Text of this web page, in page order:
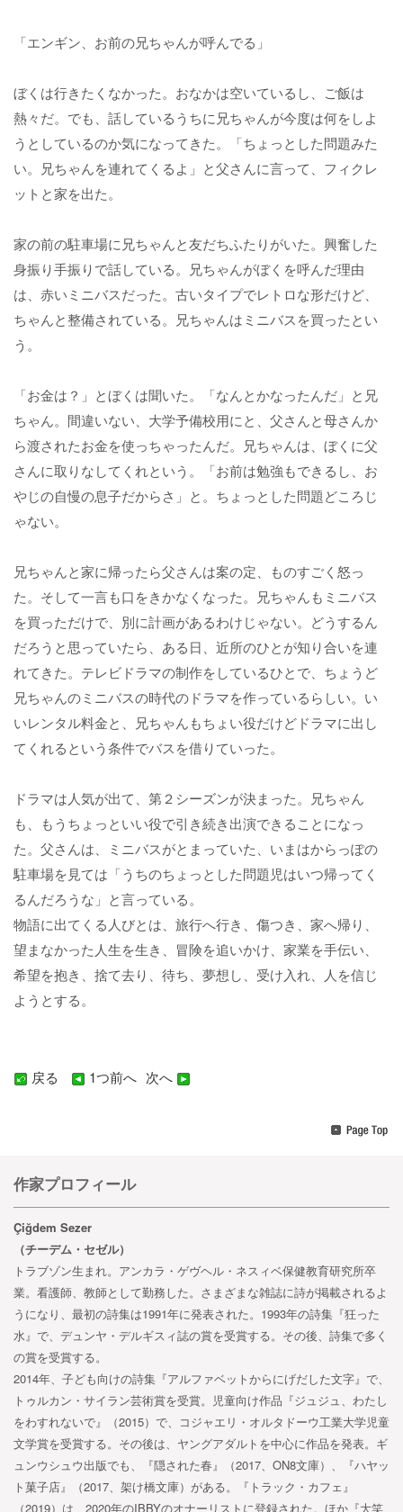
「エンギン、お前の兄ちゃんが呼んでる」
ぼくは行きたくなかった。おなかは空いているし、ご飯は
熱々だ。でも、話しているうちに兄ちゃんが今度は何をしよ
うとしているのか気になってきた。「ちょっとした問題みた
い。兄ちゃんを連れてくるよ」と父さんに言って、フィクレ
ットと家を出た。
家の前の駐車場に兄ちゃんと友だちふたりがいた。興奮した
身振り手振りで話している。兄ちゃんがぼくを呼んだ理由
は、赤いミニバスだった。古いタイプでレトロな形だけど、
ちゃんと整備されている。兄ちゃんはミニバスを買ったとい
う。
「お金は？」とぼくは聞いた。「なんとかなったんだ」と兄
ちゃん。間違いない、大学予備校用にと、父さんと母さんか
ら渡されたお金を使っちゃったんだ。兄ちゃんは、ぼくに父
さんに取りなしてくれという。「お前は勉強もできるし、お
やじの自慢の息子だからさ」と。ちょっとした問題どころじ
ゃない。
兄ちゃんと家に帰ったら父さんは案の定、ものすごく怒っ
た。そして一言も口をきかなくなった。兄ちゃんもミニバス
を買っただけで、別に計画があるわけじゃない。どうするん
だろうと思っていたら、ある日、近所のひとが知り合いを連
れてきた。テレビドラマの制作をしているひとで、ちょうど
兄ちゃんのミニバスの時代のドラマを作っているらしい。い
いレンタル料金と、兄ちゃんもちょい役だけどドラマに出し
てくれるという条件でバスを借りていった。
ドラマは人気が出て、第２シーズンが決まった。兄ちゃん
も、もうちょっといい役で引き続き出演できることになっ
た。父さんは、ミニバスがとまっていた、いまはからっぽの
駐車場を見ては「うちのちょっとした問題児はいつ帰ってく
るんだろうな」と言っている。
物語に出てくる人びとは、旅行へ行き、傷つき、家へ帰り、
望まなかった人生を生き、冒険を追いかけ、家業を手伝い、
希望を抱き、捨て去り、待ち、夢想し、受け入れ、人を信じ
ようとする。
戻る 1つ前へ 次へ
作家プロフィール
Çiğdem Sezer
（チーデム・セゼル）
トラブゾン生まれ。アンカラ・ゲヴヘル・ネスィベ保健教育研究所卒
業。看護師、教師として勤務した。さまざまな雑誌に詩が掲載されるよ
うになり、最初の詩集は1991年に発表された。1993年の詩集『狂った
水』で、デュンヤ・デルギスィ誌の賞を受賞する。その後、詩集で多く
の賞を受賞する。
2014年、子ども向けの詩集『アルファベットからにげだした文字』で、
トゥルカン・サイラン芸術賞を受賞。児童向け作品『ジュジュ、わたし
をわすれないで』（2015）で、コジャエリ・オルタドーウ工業大学児童
文学賞を受賞する。その後は、ヤングアダルトを中心に作品を発表。ギ
ュンウシュウ出版でも、『隠された春』（2017、ON8文庫）、『ハヤッ
ト菓子店』（2017、架け橋文庫）がある。『トラック・カフェ』
（2019）は、2020年のIBBYのオナーリストに登録された。ほか『大笑